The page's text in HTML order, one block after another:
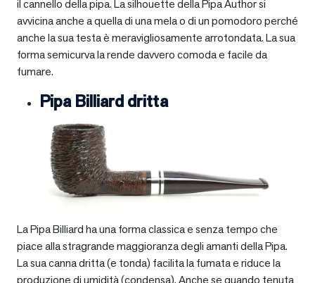
il cannello della pipa. La silhouette della Pipa Author si
avvicina anche a quella di una mela o di un pomodoro perché
anche la sua testa è meravigliosamente arrotondata. La sua
forma semicurva la rende davvero comoda e facile da
fumare.
Pipa Billiard dritta
La Pipa Billiard ha una forma classica e senza tempo che
piace alla stragrande maggioranza degli amanti della Pipa.
La sua canna dritta (e tonda) facilita la fumata e riduce la
produzione di umidità (condensa). Anche se quando tenuta